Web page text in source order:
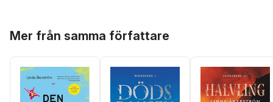
Mer från samma författare